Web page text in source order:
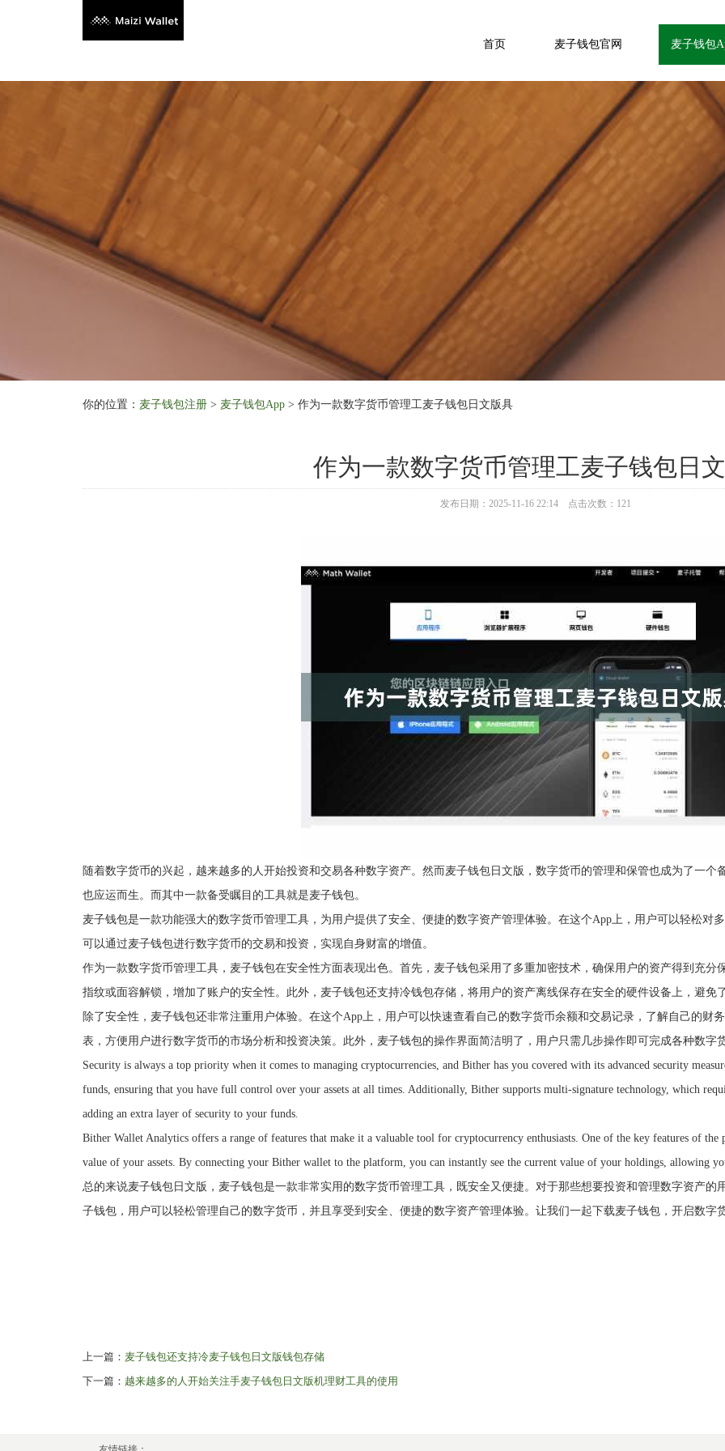
首页 麦子钱包官网 麦子钱包
你的位置： 麦子钱包注册 > 麦子钱包App > 作为一款数字货币管理工麦子钱包日文版具
作为一款数字货币管理工麦子钱包日
发布日期：2025-11-16 22:14 点击次数：121
随着数字货币的兴起，越来越多的人开始投资和交易各种数字资产。然而麦子钱包日文版，数字货币的管理和保管也成为了一
也应运而生。而其中一款备受瞩目的工具就是麦子钱包。
麦子钱包是一款功能强大的数字货币管理工具，为用户提供了安全、便捷的数字资产管理体验。在这个App上，用户可以轻松对
可以通过麦子钱包进行数字货币的交易和投资，实现自身财富的增值。
作为一款数字货币管理工具，麦子钱包在安全性方面表现出色。首先，麦子钱包采用了多重加密技术，确保用户的资产得到充
指纹或面容解锁，增加了账户的安全性。此外，麦子钱包还支持冷钱包存储，将用户的资产离线保存在安全的硬件设备上，避免
除了安全性，麦子钱包还非常注重用户体验。在这个App上，用户可以快速查看自己的数字货币余额和交易记录，了解自己的财
表，方便用户进行数字货币的市场分析和投资决策。此外，麦子钱包的操作界面简洁明了，用户只需几步操作即可完成各种数字
Security is always a top priority when it comes to managing cryptocurrencies, and Bither has you covered with its advanced security
funds, ensuring that you have full control over your assets at all times. Additionally, Bither supports multi-signature technology, which
adding an extra layer of security to your funds.
Bither Wallet Analytics offers a range of features that make it a valuable tool for cryptocurrency enthusiasts. One of the key features of
value of your assets. By connecting your Bither wallet to the platform, you can instantly see the current value of your holdings, allowing
总的来说麦子钱包日文版，麦子钱包是一款非常实用的数字货币管理工具，既安全又便捷。对于那些想要投资和管理数字资产
子钱包，用户可以轻松管理自己的数字货币，并且享受到安全、便捷的数字资产管理体验。让我们一起下载麦子钱包，开启数字
上一篇： 麦子钱包还支持冷麦子钱包日文版钱包存储
下一篇： 越来越多的人开始关注手麦子钱包日文版机理财工具的使用